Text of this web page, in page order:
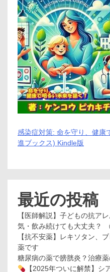
感染症対策: 命を守り、健康
進ブックス) Kindle版
最近の投稿
【医師解説】子どもの抗ア
気・飲み続けても大丈夫
【抗不安薬】レキソタン、
薬です
糖尿病の薬で膀胱炎？治療
【2025年ついに解禁】シ